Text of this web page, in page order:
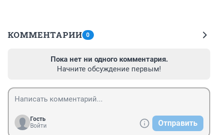
КОММЕНТАРИИ 0
Пока нет ни одного комментария.
Начните обсуждение первым!
Гость
Войти
Отправить